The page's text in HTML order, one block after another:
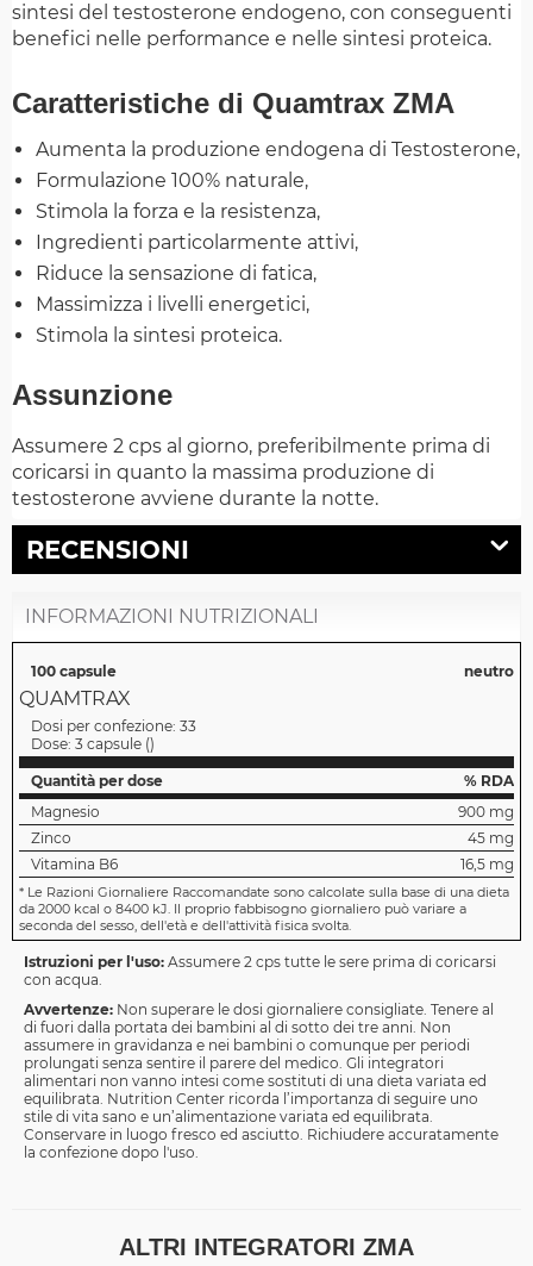
sintesi del testosterone endogeno, con conseguenti
benefici nelle performance e nelle sintesi proteica.
Caratteristiche di Quamtrax ZMA
Aumenta la produzione endogena di Testosterone,
Formulazione 100% naturale,
Stimola la forza e la resistenza,
Ingredienti particolarmente attivi,
Riduce la sensazione di fatica,
Massimizza i livelli energetici,
Stimola la sintesi proteica.
Assunzione
Assumere 2 cps al giorno, preferibilmente prima di
coricarsi in quanto la massima produzione di
testosterone avviene durante la notte.
RECENSIONI
INFORMAZIONI NUTRIZIONALI
100 capsule neutro
QUAMTRAX
Dosi per confezione: 33
Dose: 3 capsule ()
Quantità per dose
% RDA
Magnesio
900 mg
Zinco
45 mg
Vitamina B6
16,5 mg
* Le Razioni Giornaliere Raccomandate sono calcolate sulla base di una dieta
da 2000 kcal o 8400 kJ. Il proprio fabbisogno giornaliero può variare a
seconda del sesso, dell'età e dell'attività fisica svolta.
Istruzioni per l'uso: Assumere 2 cps tutte le sere prima di coricarsi
con acqua.
Avvertenze: Non superare le dosi giornaliere consigliate. Tenere al
di fuori dalla portata dei bambini al di sotto dei tre anni. Non
assumere in gravidanza e nei bambini o comunque per periodi
prolungati senza sentire il parere del medico. Gli integratori
alimentari non vanno intesi come sostituti di una dieta variata ed
equilibrata. Nutrition Center ricorda l’importanza di seguire uno
stile di vita sano e un’alimentazione variata ed equilibrata.
Conservare in luogo fresco ed asciutto. Richiudere accuratamente
la confezione dopo l'uso.
ALTRI INTEGRATORI ZMA